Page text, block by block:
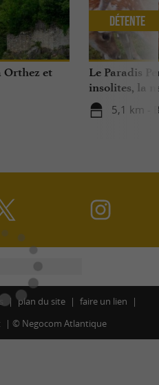
Orthez et
Le Paradis
insolites, la
sauvages …
5,1 km -
Détente
plan du site
faire un lien
© Negocom Atlantique